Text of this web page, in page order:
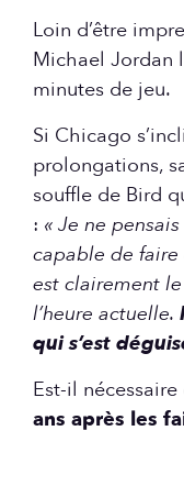
Loin d’être
Michael Jordan
minutes de jeu.
Si Chicago
prolongations,
souffle de Bird
: « Je ne
capable de
est clairement
l’heure actuelle.
qui s’est
Est-il
ans après les